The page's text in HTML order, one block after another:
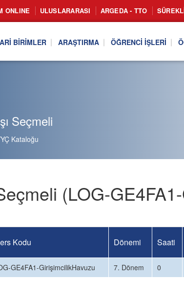
ONLINE ULUSLARARASI ARGEDA - TTO
BIRIMLER ARAŞTIRMA ÖĞRENCI İŞLERI
Seçmeli
Kataloğu
(LOG-
Kodu Dönemi Saati
GE4FA1-GirişimcilikHavuzu 7. Dönem 0